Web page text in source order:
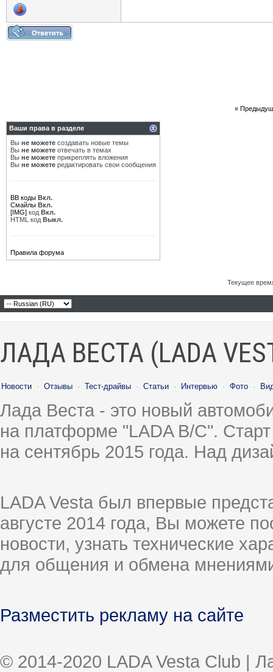
«
Ваши права в разделе
Вы не можете создавать новые темы
Вы не можете отвечать в темах
Вы не можете прикреплять вложения
Вы не можете редактировать свои сообщения
BB коды Вкл.
Смайлы Вкл.
[IMG] код Вкл.
HTML код Выкл.
Правила форума
Текущее
ЛАДА ВЕСТА (LADA
Новости · Отзывы · Тест-драйвы · Статьи · Интервью · Фото ·
Лада Веста - это новый
на платформе "LADA B/C".
на сентябрь 2015 года. Над
LADA Vesta был впервые
августе 2014 года, Вы можете
новости, узнать технические
для общения и обмена
Разместить рекламу на сайте
© 2014-2020 LADA Vesta Club |